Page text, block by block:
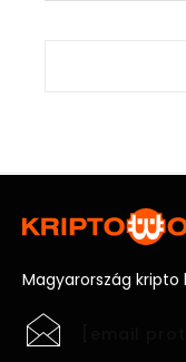
Magyarország kripto